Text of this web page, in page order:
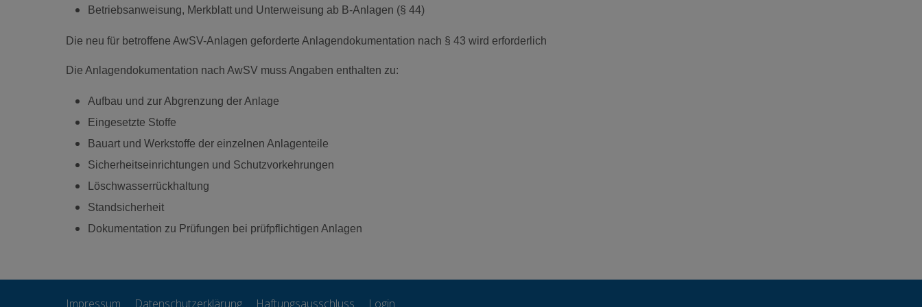
Betriebsanweisung, Merkblatt und Unterweisung ab B-Anlagen (§ 44)
Die neu für betroffene AwSV-Anlagen geforderte Anlagendokumentation nach § 43 wird erforderlich
Die Anlagendokumentation nach AwSV muss Angaben enthalten zu:
Aufbau und zur Abgrenzung der Anlage
Eingesetzte Stoffe
Bauart und Werkstoffe der einzelnen Anlagenteile
Sicherheitseinrichtungen und Schutzvorkehrungen
Löschwasserrückhaltung
Standsicherheit
Dokumentation zu Prüfungen bei prüfpflichtigen Anlagen
Impressum Datenschutzerklärung Haftungsausschluss Login